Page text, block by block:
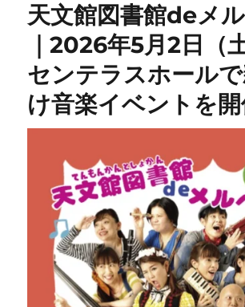
天文館図書館deメル
｜2026年5月2日（
センテラスホール
け音楽イベントを開